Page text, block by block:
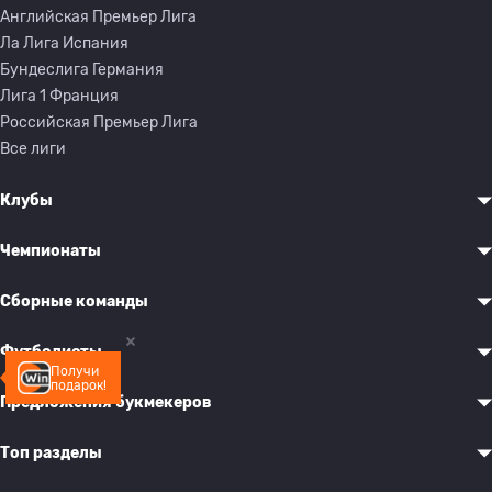
Получи
подарок!
Английская Премьер Лига
Ла Лига Испания
Бундеслига Германия
Лига 1 Франция
Российская Премьер Лига
Все лиги
Клубы
Чемпионаты
Сборные команды
Футболисты
Предложения букмекеров
Топ разделы